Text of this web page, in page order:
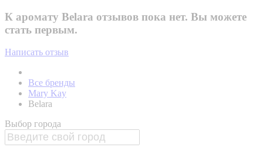
К аромату Belara отзывов пока нет. Вы можете
стать первым.
Написать отзыв
Все бренды
Mary Kay
Belara
Выбор города